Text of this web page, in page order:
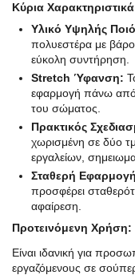
Κύρια
Υλικό Υψηλής
πολυεστέρα με
εύκολη συντήρηση.
Stretch Ύφανση:
εφαρμογή πάνω από
του σώματος.
Πρακτικός
χωρισμένη σε δύο
εργαλείων,
Σταθερή
προσφέρει
αφαίρεση.
Προτεινόμενη Χρήση:
Είναι ιδανική για
εργαζόμενους σε